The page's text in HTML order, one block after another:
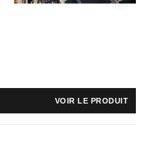
VOIR LE PRODUIT